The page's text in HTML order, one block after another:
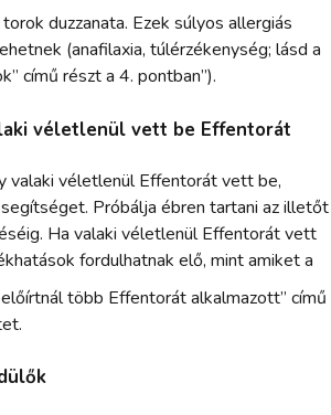
duzzanata. Ezek súlyos allergiás
(anafilaxia, túlérzékenység; lásd a
című részt a 4. pontban”).
véletlenül vett be Effentorát
valaki véletlenül Effentorát vett be,
Próbálja ébren tartani az illetőt
Ha valaki véletlenül Effentorát vett
fordulhatnak elő, mint amiket a
több Effentorát alkalmazott” című